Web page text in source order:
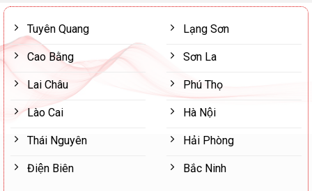
Tuyên Quang
Cao Bằng
Lai Châu
Lào Cai
Thái Nguyên
Điện Biên
Lạng Sơn
Sơn La
Phú Thọ
Hà Nội
Hải Phòng
Bắc Ninh